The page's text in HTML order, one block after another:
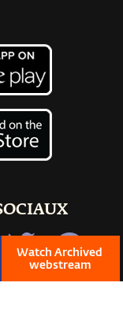
Watch Archived
webstream